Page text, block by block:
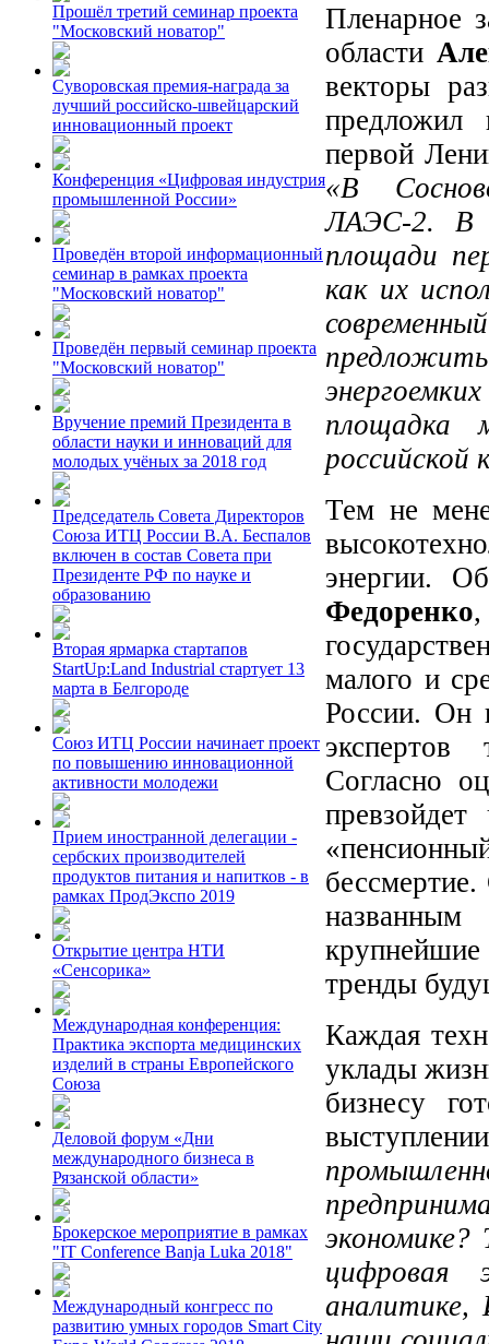
Прошёл третий семинар проекта
"Московский новатор"
Суворовская премия-награда за
лучший российско-швейцарский
инновационный проект
Конференция «Цифровая индустрия
промышленной России»
Проведён второй информационный
семинар в рамках проекта
"Московский новатор"
Проведён первый семинар проекта
"Московский новатор"
Вручение премий Президента в
области науки и инноваций для
молодых учёных за 2018 год
Председатель Совета Директоров
Союза ИТЦ России В.А. Беспалов
включен в состав Совета при
Президенте РФ по науке и
образованию
Вторая ярмарка стартапов
StartUp:Land Industrial стартует 13
марта в Белгороде
Союз ИТЦ России начинает проект
по повышению инновационной
активности молодежи
Прием иностранной делегации -
сербских производителей
продуктов питания и напитков - в
рамках ПродЭкспо 2019
Открытие центра НТИ
«Сенсорика»
Международная конференция:
Практика экспорта медицинских
изделий в страны Европейского
Союза
Деловой форум «Дни
международного бизнеса в
Рязанской области»
Брокерское мероприятие в рамках
"IT Conference Banja Luka 2018"
Международный конгресс по
развитию умных городов Smart City
Пленарное
области
векторы
предложил
первой
«В
ЛАЭС-2. В
площади
как их
площадка
Тем не
энергии.
Федоренко,
малого и
России. Он
экспертов
Согласно
тренды
Каждая
уклады
бизнесу
цифровая
аналитике,